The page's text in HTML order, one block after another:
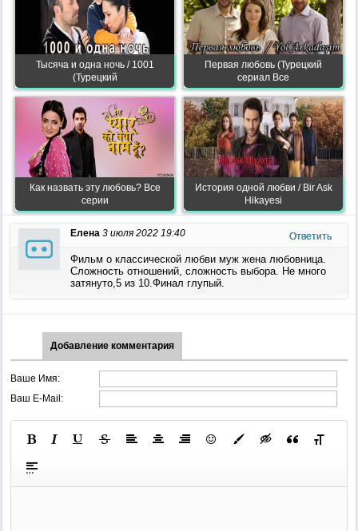
Тысяча и одна ночь / 1001
(Турецкий
Первая любовь (Турецкий
сериал Все
Как назвать эту любовь? Все
серии
История одной любви / Bir Ask
Hikayesi
Елена 3 июля 2022 19:40 Ответить
Фильм о классической любви муж жена любовница.
Сложность отношений, сложность выбора. Не много
затянуто,5 из 10.Финал глупый.
Добавление комментария
Ваше Имя:
Ваш E-Mail: